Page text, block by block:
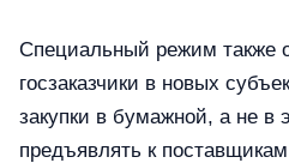
Специальный режим также
госзаказчики в новых
закупки в бумажной, а не в
предъявлять к